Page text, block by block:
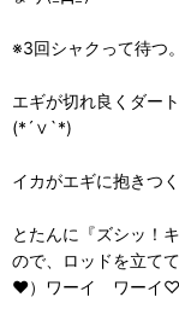
※3回シャクって待つ
エギが切れ良くダー
(*´∨`*)
イカがエギに抱きつ
とたんに『ズシッ
ので、ロッドを立て
❤）ワーイ ワーイ♡